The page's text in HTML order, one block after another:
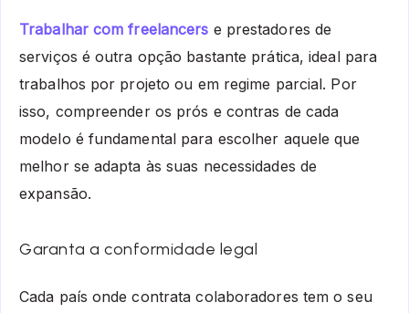
Trabalhar com freelancers e prestadores de
serviços é outra opção bastante prática, ideal para
trabalhos por projeto ou em regime parcial. Por
isso, compreender os prós e contras de cada
modelo é fundamental para escolher aquele que
melhor se adapta às suas necessidades de
expansão.
Garanta a conformidade legal
Cada país onde contrata colaboradores tem o seu